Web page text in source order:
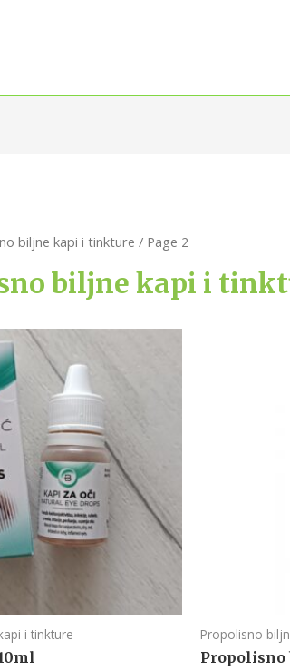
biljne kapi i tinkture / Page 2
biljne kapi i
i tinkture Propolisno